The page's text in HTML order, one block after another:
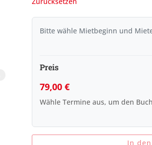
Bitte wähle Mietbeginn und
Preis
79,00€
Wähle Termine aus, um den
In